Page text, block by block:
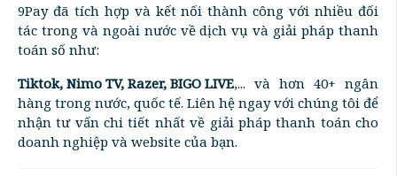
9Pay đã tích hợp và kết nối thành công với nhiều đối
tác trong và ngoài nước về dịch vụ và giải pháp thanh
toán số như:
Tiktok, Nimo TV, Razer, BIGO LIVE,... và hơn 40+ ngân
hàng trong nước, quốc tế. Liên hệ ngay với chúng tôi để
nhận tư vấn chi tiết nhất về giải pháp thanh toán cho
doanh nghiệp và website của bạn.